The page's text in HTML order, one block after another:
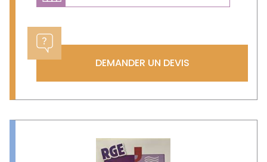
DEMANDER UN DEVIS